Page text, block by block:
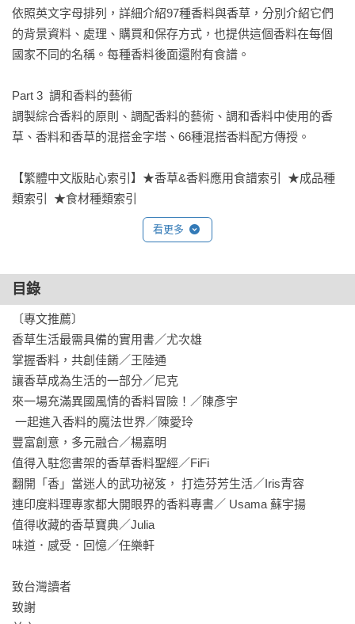
依照英文字母排列，詳細介紹97種香料與香草，分別介紹它們
的背景資料、處理、購買和保存方式，也提供這個香料在每個
國家不同的名稱。每種香料後面還附有食譜。
Part 3  調和香料的藝術
調製綜合香料的原則、調配香料的藝術、調和香料中使用的香
草、香料和香草的混搭金字塔、66種混搭香料配方傳授。
【繁體中文版貼心索引】★香草&香料應用食譜索引  ★成品種
類索引  ★食材種類索引
看更多
目錄
〔專文推薦〕
香草生活最需具備的實用書／尤次雄
掌握香料，共創佳餚／王陸通
讓香草成為生活的一部分／尼克
來一場充滿異國風情的香料冒險！／陳彥宇
一起進入香料的魔法世界／陳愛玲
豐富創意，多元融合／楊嘉明
值得入駐您書架的香草香料聖經／FiFi
翻開「香」當迷人的武功祕笈， 打造芬芳生活／Iris青容
連印度料理專家都大開眼界的香料專書／ Usama 蘇宇揚
值得收藏的香草寶典／Julia
味道．感受．回憶／任樂軒
致台灣讀者
致謝